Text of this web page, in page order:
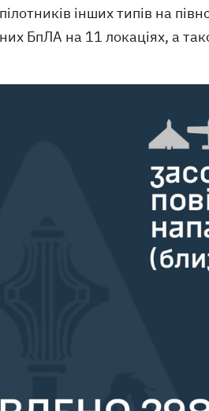
інших типів на
БпЛА на 11 локаціях, а